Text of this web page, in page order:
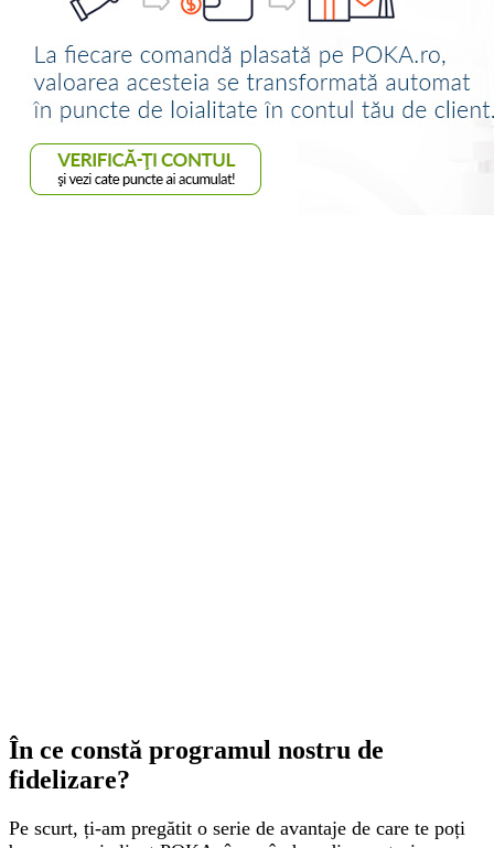
În ce constă programul nostru de
fidelizare?
Pe scurt, ți-am pregătit o serie de avantaje de care te poți